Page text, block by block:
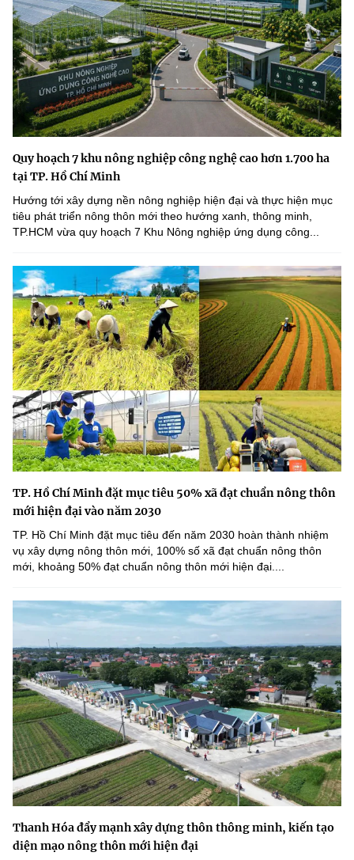
Quy hoạch 7 khu nông nghiệp công nghệ cao hơn 1.700 ha
tại TP. Hồ Chí Minh
Hướng tới xây dựng nền nông nghiệp hiện đại và thực hiện mục
tiêu phát triển nông thôn mới theo hướng xanh, thông minh,
TP.HCM vừa quy hoạch 7 Khu Nông nghiệp ứng dụng công...
TP. Hồ Chí Minh đặt mục tiêu 50% xã đạt chuẩn nông thôn
mới hiện đại vào năm 2030
TP. Hồ Chí Minh đặt mục tiêu đến năm 2030 hoàn thành nhiệm
vụ xây dựng nông thôn mới, 100% số xã đạt chuẩn nông thôn
mới, khoảng 50% đạt chuẩn nông thôn mới hiện đại....
Thanh Hóa đẩy mạnh xây dựng thôn thông minh, kiến tạo
diện mạo nông thôn mới hiện đại